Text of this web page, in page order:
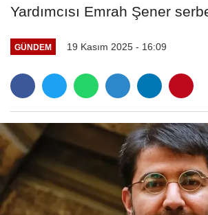
Yardımcısı Emrah Şener
GÜNDEM 19 Kasım 2025 - 16:09